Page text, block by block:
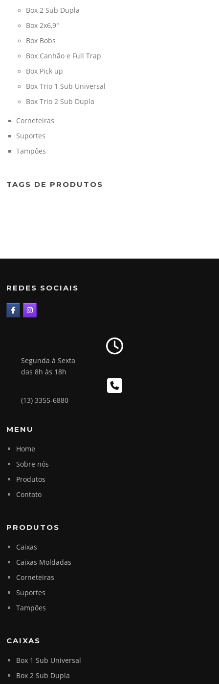
Box 2 Sub Dupla
Box 2x6,9"
Box Bobs
Box Canhão e Full Trap
Box Pick up
Box Trio 1 Sub Universal
Box Trio 2 Sub Dupla
Corneteiras
Suportes
Tampões
TAGS DE PRODUTOS
REDES SOCIAIS
Segunda à Sexta
das 8h às 18h
(13) 3355-6880
MENU
Home
Sobre nós
Produtos
Contato
PRODUTOS
Caixas
Caixas Moldadas
Corneteiras
Suportes
Tampões
CAIXAS
Box 1 Sub Universal
Box 2 Sub Dupla